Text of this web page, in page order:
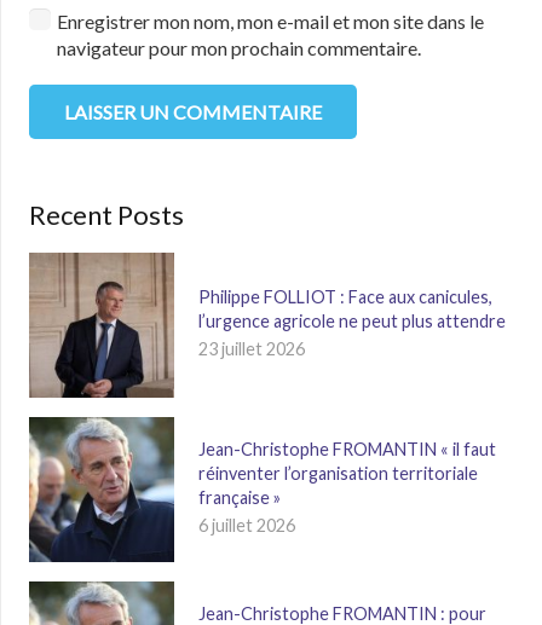
Enregistrer mon nom, mon e-mail et mon site dans le
navigateur pour mon prochain commentaire.
LAISSER UN COMMENTAIRE
Recent Posts
Philippe FOLLIOT : Face aux canicules,
l’urgence agricole ne peut plus attendre
23 juillet 2026
Jean-Christophe FROMANTIN « il faut
réinventer l’organisation territoriale
française »
6 juillet 2026
Jean-Christophe FROMANTIN : pour